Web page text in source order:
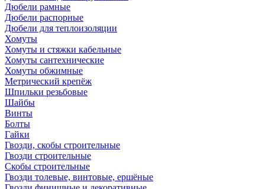
Дюбели рамные
Дюбели распорные
Дюбели для теплоизоляции
Хомуты
Хомуты и стяжки кабельные
Хомуты сантехнические
Хомуты обжимные
Метрический крепёж
Шпильки резьбовые
Шайбы
Винты
Болты
Гайки
Гвозди, скобы строительные
Гвозди строительные
Скобы строительные
Гвозди толевые, винтовые, ершёные